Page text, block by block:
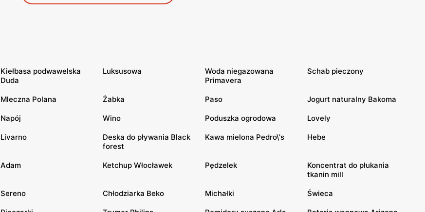
Kiełbasa podwawelska
Duda
Luksusowa
Woda niegazowana
Primavera
Schab pieczony
Mleczna Polana Żabka Paso Jogurt naturalny Bakoma
Napój Wino Poduszka ogrodowa Lovely
Livarno
Deska do pływania Black
forest
Kawa mielona Pedro\'s Hebe
Adam Ketchup Włocławek Pędzelek
Koncentrat do płukania
tkanin mill
Sereno Chłodziarka Beko Michałki Świeca